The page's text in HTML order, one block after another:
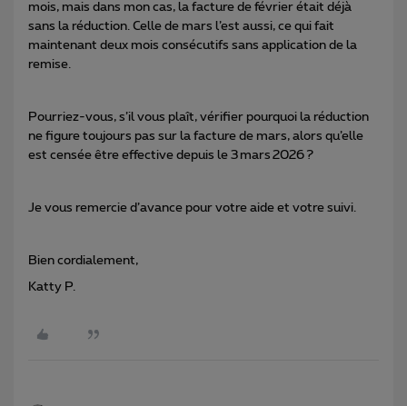
mois, mais dans mon cas, la facture de février était déjà
sans la réduction. Celle de mars l’est aussi, ce qui fait
maintenant deux mois consécutifs sans application de la
remise.
Pourriez-vous, s’il vous plaît, vérifier pourquoi la réduction
ne figure toujours pas sur la facture de mars, alors qu’elle
est censée être effective depuis le 3 mars 2026 ?
Je vous remercie d’avance pour votre aide et votre suivi.
Bien cordialement,
Katty P.